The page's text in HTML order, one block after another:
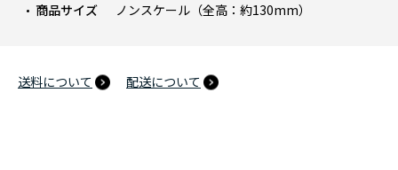
商品サイズ
ノンスケール（全高：約130mm）
送料について 配送について